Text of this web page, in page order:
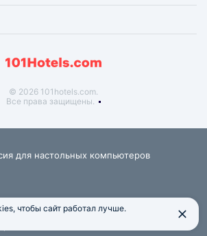
© 2026 101hotels.com.
Все права защищены.
для настольных компьютеров
данных
чтобы сайт работал лучше.